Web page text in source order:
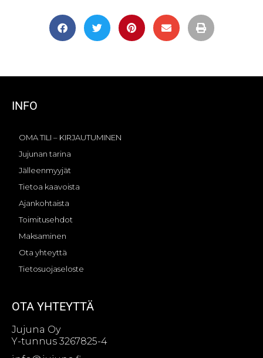
INFO
OMA TILI – KIRJAUTUMINEN
Jujunan tarina
Jälleenmyyjät
Tietoa kaavoista
Ajankohtaista
Toimitusehdot
Maksaminen
Ota yhteyttä
Tietosuojaseloste
OTA YHTEYTTÄ
Jujuna Oy
Y-tunnus 3267825-4